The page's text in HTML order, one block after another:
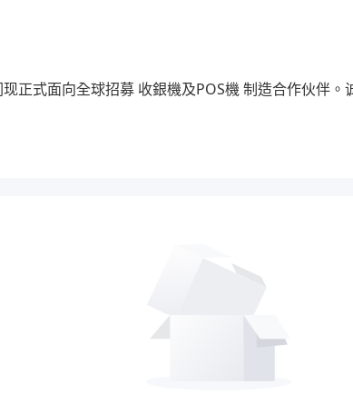
正式面向全球招募 收銀機及POS機 制造合作伙伴